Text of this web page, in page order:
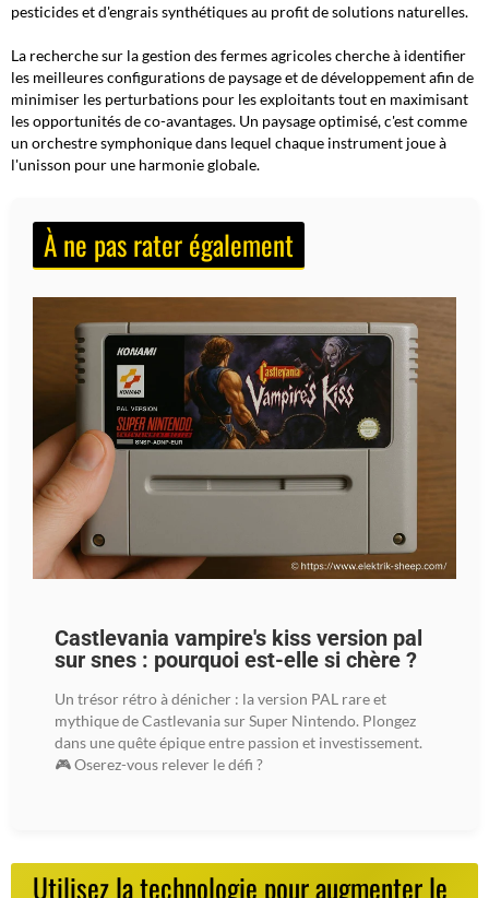
pesticides et d'engrais synthétiques au profit de solutions naturelles.
La recherche sur la gestion des fermes agricoles cherche à identifier
les meilleures configurations de paysageet de développement afin de
minimiser les perturbations pour les exploitants tout en maximisant
les opportunités de co-avantages. Un paysage optimisé, c'est comme
un orchestre symphonique dans lequel chaque instrument joue à
l'unisson pour une harmonie globale.
À ne pas rater également
Castlevania vampire's kiss version pal
sur snes : pourquoi est-elle si chère ?
Un trésor rétro à dénicher : la version PAL rare et
mythique de Castlevania sur Super Nintendo. Plongez
dans une quête épique entre passion et investissement.
🎮 Oserez-vous relever le défi ?
Utilisez la technologie pour augmenter le